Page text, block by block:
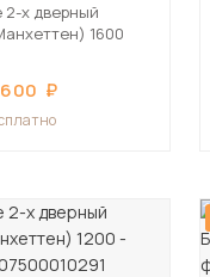
х дверный
1600